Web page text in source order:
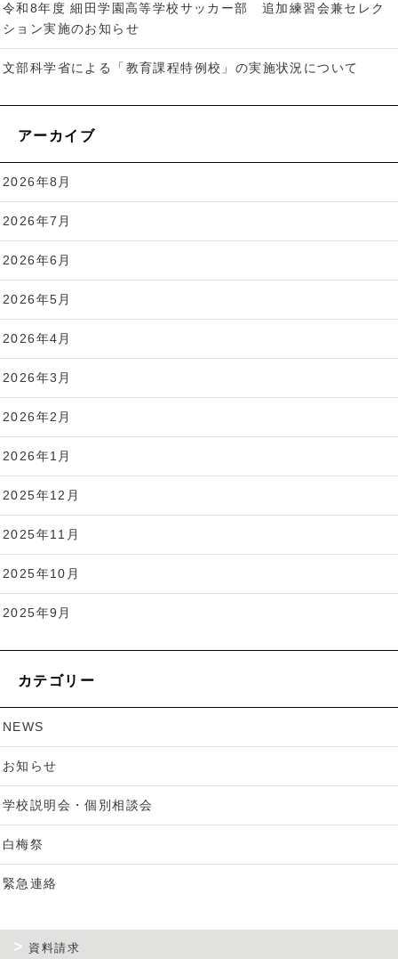
令和8年度 細田学園高等学校サッカー部 追加練習会兼セレク
ション実施のお知らせ
文部科学省による「教育課程特例校」の実施状況について
アーカイブ
2026年8月
2026年7月
2026年6月
2026年5月
2026年4月
2026年3月
2026年2月
2026年1月
2025年12月
2025年11月
2025年10月
2025年9月
カテゴリー
NEWS
お知らせ
学校説明会・個別相談会
白梅祭
緊急連絡
資料請求